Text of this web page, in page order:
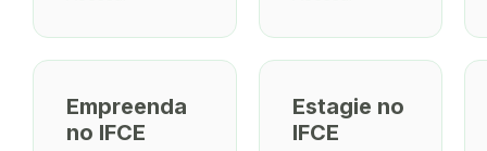
Empreenda
no IFCE
Estagie no
IFCE